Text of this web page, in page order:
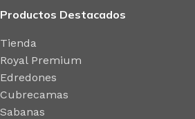
Productos Destacados
Tienda
Royal Premium
Edredones
Cubrecamas
Sabanas